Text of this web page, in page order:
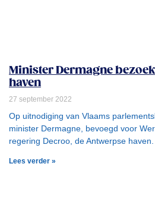
Minister Dermagne
haven
27 september 2022
Op uitnodiging van Vlaams
minister Dermagne, bevoegd voor
regering Decroo, de Antwerpse
Lees verder »